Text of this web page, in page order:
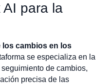
para la
los cambios en los
se especializa en la
de cambios,
precisa de las